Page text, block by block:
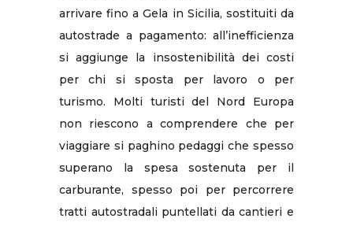
arrivare fino a Gela in Sicilia, sostituiti da
autostrade a pagamento: all’inefficienza
si aggiunge la insostenibilità dei costi
per chi si sposta per lavoro o per
turismo. Molti turisti del Nord Europa
non riescono a comprendere che per
viaggiare si paghino pedaggi che spesso
superano la spesa sostenuta per il
carburante, spesso poi per percorrere
tratti autostradali puntellati da cantieri e